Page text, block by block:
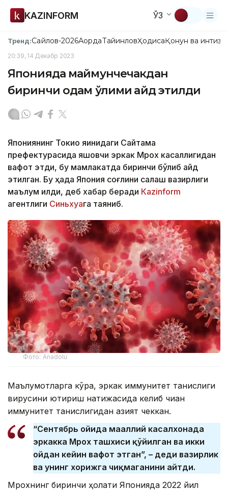
KAZINFORM ЎЗ
Тренд:Сайлов-2026АқордаТайинловҲодисаҚонун ва
20:39, 14 Декабр 2023
Японияда маймунчечакдан
биринчи одам ўлими қайд этилди
Япониянинг Токио яқинидаги Сайтама
префектурасида яшовчи эркак Мрох касаллигидан
вафот этди, бу мамлакатда биринчи бўлиб қайд
этилган. Бу ҳақда Япония соғлиқни сақлаш вазирлиги
маълум қилди, деб хабар беради Каzinform
агентлиги Синьхуага таяниб.
Фото: Anadolu
Маълумотларга кўра, эркак иммунитет танқислиги
вирусини юқтириш натижасида келиб чиққан
иммунитет танқислигидан азият чеккан.
“Сентябрь ойида маҳаллий касалхонада
эркакка Мрох ташхиси қўйилган ва икки
ойдан кейин вафот этган”, – деди вазирлик
ва унинг хорижга чиқмаганини айтди.
Мрохнинг биринчи ҳолати Японияда 2022 йил